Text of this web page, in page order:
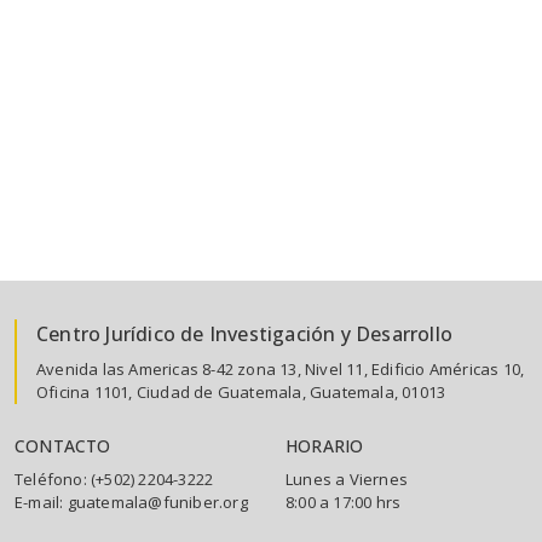
Centro Jurídico de Investigación y Desarrollo
Avenida las Americas 8-42 zona 13, Nivel 11, Edificio Américas 10,
Oficina 1101, Ciudad de Guatemala, Guatemala, 01013
CONTACTO
Teléfono: (+502) 2204-3222
E-mail: guatemala@funiber.org
HORARIO
Lunes a Viernes
8:00 a 17:00 hrs